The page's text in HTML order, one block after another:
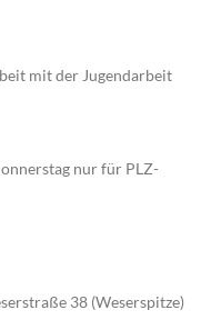
mit der Jugendarbeit
nur für PLZ-
38 (Weserspitze)